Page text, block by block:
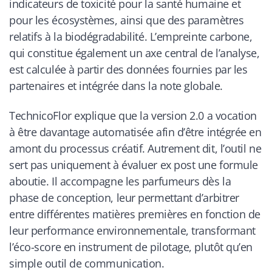
indicateurs de toxicité pour la santé humaine et
pour les écosystèmes, ainsi que des paramètres
relatifs à la biodégradabilité. L’empreinte carbone,
qui constitue également un axe central de l’analyse,
est calculée à partir des données fournies par les
partenaires et intégrée dans la note globale.
TechnicoFlor explique que la version 2.0 a vocation
à être davantage automatisée afin d’être intégrée en
amont du processus créatif. Autrement dit, l’outil ne
sert pas uniquement à évaluer ex post une formule
aboutie. Il accompagne les parfumeurs dès la
phase de conception, leur permettant d’arbitrer
entre différentes matières premières en fonction de
leur performance environnementale, transformant
l’éco-score en instrument de pilotage, plutôt qu’en
simple outil de communication.